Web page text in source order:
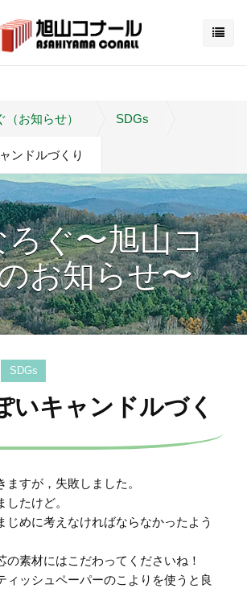
（お知らせ） SDGs
ンドルづくり
ろぐ〜旭山コ
お知らせ〜
SDGs
いキャンドルづく
ますが，失敗しました。
たけど。
じめに考えなければならなかったよう
の素材にはこだわってくださいね！
ィッシュペーパーのこよりを使うと良